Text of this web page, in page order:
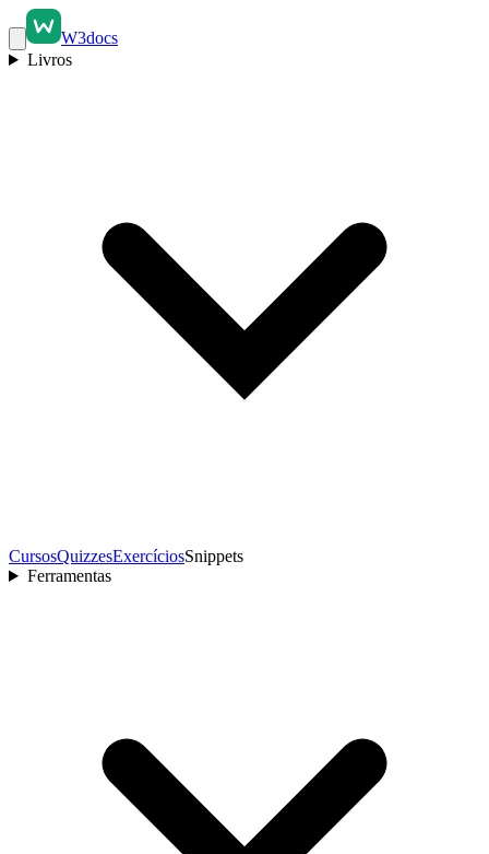
W3docs
Livros
CursosQuizzesExercíciosSnippets
Ferramentas